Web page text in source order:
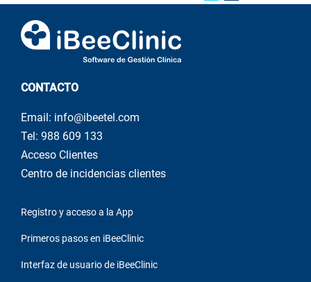
CONTACTO
Email: info@ibeetel.com
Tel: 988 609 133
Acceso Clientes
Centro de incidencias clientes
Registro y acceso a la App
Primeros pasos en iBeeClinic
Interfaz de usuario de iBeeClinic